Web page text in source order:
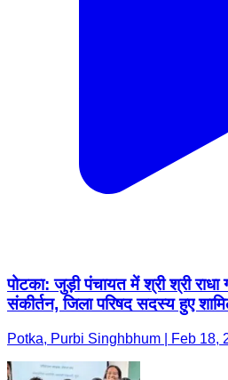
पोटका: जुड़ी पंचायत में श्री श्री राधा
संकीर्तन, जिला परिषद सदस्य हुए
Potka, Purbi Singhbhum | Feb 18,